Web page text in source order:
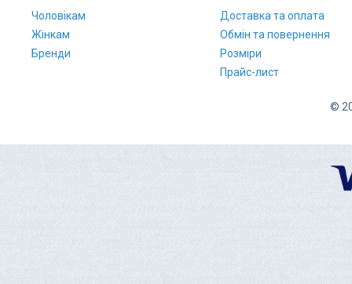
Чоловікам
Жінкам
Бренди
Доставка та оплата
Обмін та повернення
Розміри
Прайс-лист
©